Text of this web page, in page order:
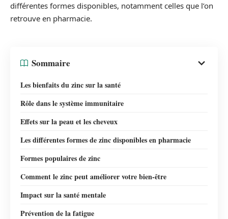
différentes formes disponibles, notamment celles que l’on
retrouve en pharmacie.
Sommaire
Les bienfaits du zinc sur la santé
Rôle dans le système immunitaire
Effets sur la peau et les cheveux
Les différentes formes de zinc disponibles en pharmacie
Formes populaires de zinc
Comment le zinc peut améliorer votre bien-être
Impact sur la santé mentale
Prévention de la fatigue